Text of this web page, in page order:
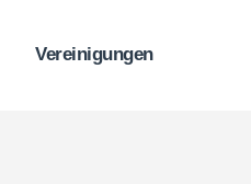
Vereinigungen